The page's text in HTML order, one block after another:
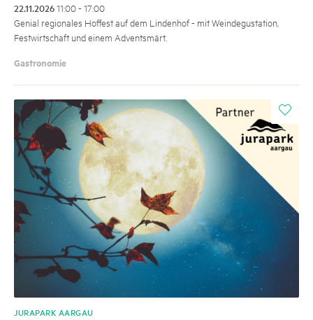
22.11.202611:00 - 17:00
Genial regionales Hoffest auf dem Lindenhof - mit Weindegustation,
Festwirtschaft und einem Adventsmärt.
Gastronomie
i
JURAPARK AARGAU